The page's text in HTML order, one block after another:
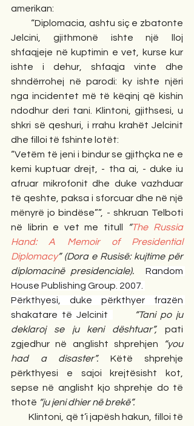
amerikan:
         “Diplomacia, ashtu siç e zbatonte
Jelcini, gjithmonë ishte një lloj
shfaqjeje në kuptimin e vet, kurse kur
ishte i dehur, shfaqja vinte dhe
shndërrohej në parodi: ky ishte njëri
nga incidentet më të këqinj që kishin
ndodhur deri tani. Klintoni, gjithsesi, u
shkri së qeshuri, i rrahu krahët Jelcinit
dhe filloi të fshinte lotët:
“Vetëm të jeni i bindur se gjithçka ne e
kemi kuptuar drejt, - tha ai, - duke iu
afruar mikrofonit dhe duke vazhduar
të qeshte, paksa i sforcuar dhe në një
mënyrë jo bindëse””, - shkruan Telboti
në librin e vet me titull “The Russia
Hand: A Memoir of Presidential
Diplomacy” (Dora e Rusisë: kujtime për
diplomacinë presidenciale). Random
House Publishing Group. 2007.
Përkthyesi, duke përkthyer frazën
shakatare të Jelcinit
“Tani po ju
deklaroj se ju keni dështuar”, pati
zgjedhur në anglisht shprehjen
“you
had a disaster”. Këtë shprehje
përkthyesi e sajoi krejtësisht kot,
sepse në anglisht kjo shprehje do të
thotë “ju jeni dhier në brekë”.
Klintoni, që t’i japësh hakun, filloi të